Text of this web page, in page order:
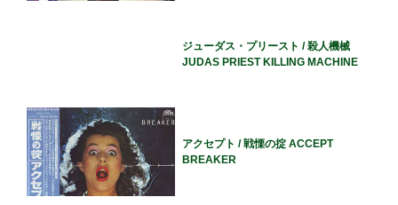
ジューダス・プリースト / 殺人機械
JUDAS PRIEST KILLING MACHINE
アクセプト / 戦慄の掟 ACCEPT
BREAKER